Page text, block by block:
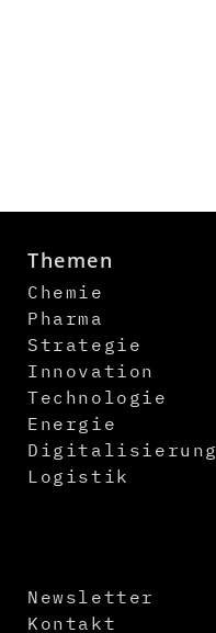
Themen
Chemie
Pharma
Strategie
Innovation
Technologie
Energie
Digitalisierung
Logistik
Newsletter
Kontakt